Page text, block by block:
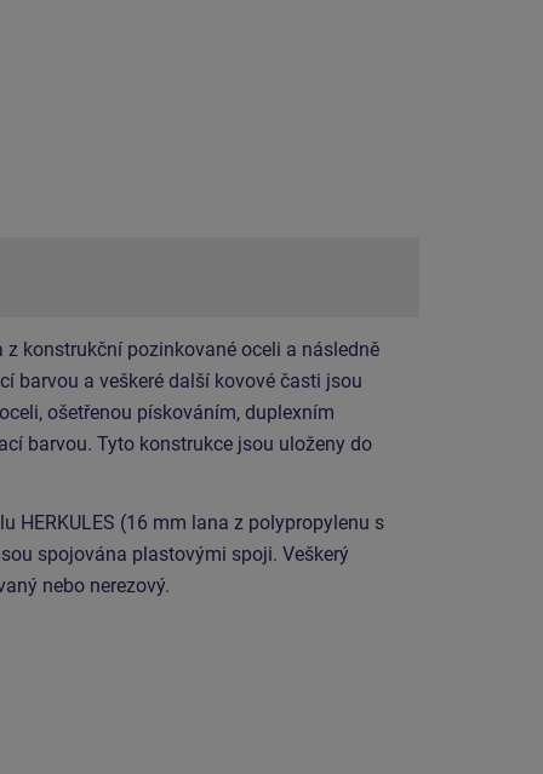
z konstrukční pozinkované oceli a následně
barvou a veškeré další kovové časti jsou
ošetřenou pískováním, duplexním
barvou. Tyto konstrukce jsou uloženy do
HERKULES (16 mm lana z polypropylenu s
spojována plastovými spoji. Veškerý
nebo nerezový.